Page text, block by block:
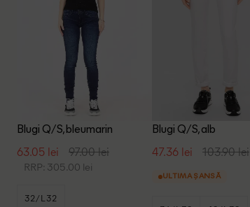
Blugi Q/S, bleumarin
63.05 lei 97.00 lei
RRP: 305.00 lei
32/L32
Blugi Q/S, alb
47.36 lei 103.90 lei
ULTIMA ȘANSĂ